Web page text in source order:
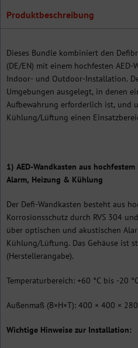
Produktbeschreibung
Dieses Bundle kombiniert den
(DE/EN) mit einem hochfesten
Indoor- und Outdoor-Installation.
Umgebungen ausgelegt, in denen
Aufbewahrung erforderlich ist, und
Kühlung/Lüftung einen
1) AED-Wandkasten aus
Alarm, Heizung & Kühlung
Der Defi-Wandkasten besteht aus
Korrosionsschutz durch RVS 304
über optischen und akustischen
Kühlung/Lüftung. Das Gehäuse ist
(Herstellerangabe).
Temperaturbereich: +60 °C bis -20 °C
Außenmaß (B×H×T): 400 × 400 ×
Wichtige Hinweise zur Installation: